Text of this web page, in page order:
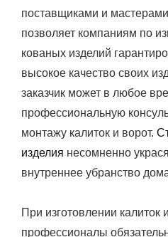
поставщиками и
позволяет компаниям по
кованых изделий
высокое качество своих
заказчик может в любое
профессиональную
монтажу калиток и ворот.
изделия несомненно
внутреннее убранство
При изготовлении калиток
профессионалы